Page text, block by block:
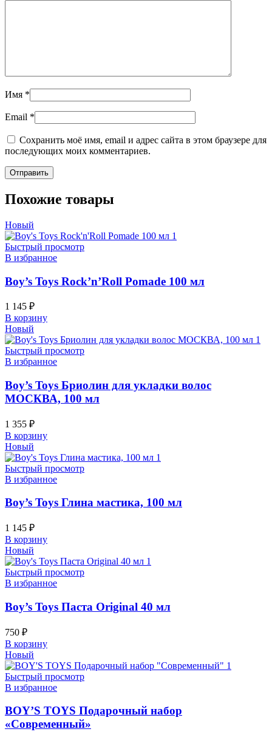
Имя *
Email *
Сохранить моё имя, email и адрес сайта в этом браузере для
последующих моих комментариев.
Похожие товары
Новый
Быстрый просмотр
В избранное
Boy’s Toys Rock’n’Roll Pomade 100 мл
1 145 ₽
В корзину
Новый
Быстрый просмотр
В избранное
Boy’s Toys Бриолин для укладки волос
МОСКВА, 100 мл
1 355 ₽
В корзину
Новый
Быстрый просмотр
В избранное
Boy’s Toys Глина мастика, 100 мл
1 145 ₽
В корзину
Новый
Быстрый просмотр
В избранное
Boy’s Toys Паста Original 40 мл
750 ₽
В корзину
Новый
Быстрый просмотр
В избранное
BOY’S TOYS Подарочный набор
«Современный»